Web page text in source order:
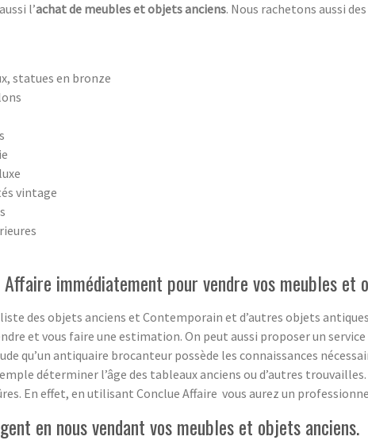
l’achat de meubles et objets anciens. Nous rachetons aussi
statues en bronze
vintage
immédiatement pour vendre vos meubles et
des objets anciens et Contemporain et d’autres objets
et vous faire une estimation. On peut aussi proposer un
qu’un antiquaire brocanteur possède les connaissances
déterminer l’âge des tableaux anciens ou d’autres
En effet, en utilisant Conclue Affaire vous aurez un
en nous vendant vos meubles et objets anciens.